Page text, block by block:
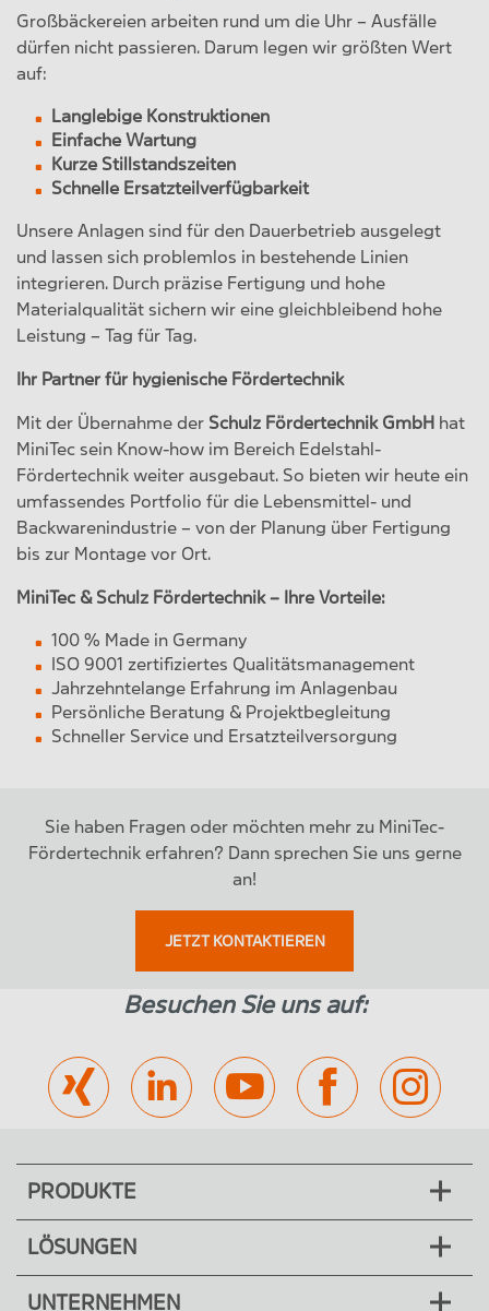
Großbäckereien arbeiten rund um die Uhr – Ausfälle
dürfen nicht passieren. Darum legen wir größten Wert
auf:
Langlebige Konstruktionen
Einfache Wartung
Kurze Stillstandszeiten
Schnelle Ersatzteilverfügbarkeit
Unsere Anlagen sind für den Dauerbetrieb ausgelegt
und lassen sich problemlos in bestehende Linien
integrieren. Durch präzise Fertigung und hohe
Materialqualität sichern wir eine gleichbleibend hohe
Leistung – Tag für Tag.
Ihr Partner für hygienische Fördertechnik
Mit der Übernahme der Schulz Fördertechnik GmbH hat
MiniTec sein Know-how im Bereich Edelstahl-
Fördertechnik weiter ausgebaut. So bieten wir heute ein
umfassendes Portfolio für die Lebensmittel- und
Backwarenindustrie – von der Planung über Fertigung
bis zur Montage vor Ort.
MiniTec & Schulz Fördertechnik – Ihre Vorteile:
100 % Made in Germany
ISO 9001 zertifiziertes Qualitätsmanagement
Jahrzehntelange Erfahrung im Anlagenbau
Persönliche Beratung & Projektbegleitung
Schneller Service und Ersatzteilversorgung
Sie haben Fragen oder möchten mehr zu MiniTec-
Fördertechnik erfahren? Dann sprechen Sie uns gerne
an!
JETZT KONTAKTIEREN
Besuchen Sie uns auf:
PRODUKTE
LÖSUNGEN
UNTERNEHMEN